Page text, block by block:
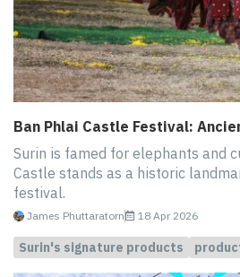
Ban Phlai Castle Festival:
Surin is famed for elephants and
Castle stands as a historic
festival.
James Phuttaratorn 18 Apr 2026
Surin's signature products